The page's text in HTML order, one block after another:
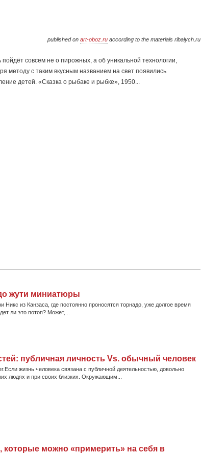
published on art-oboz.ruaccording to the materials ribalych.ru
совсем не о пирожных, а об уникальной технологии,
методу с таким вкусным названием на свет появились
детей. «Сказка о рыбаке и рыбке», 1950...
жути миниатюры
из Канзаса, где постоянно проносятся торнадо, уже долгое время
ли это потоп? Может,...
публичная личность Vs. обычный человек
жизнь человека связана с публичной деятельностью, довольно
людях и при своих близких. Окружающим...
которые можно «примерить» на себя в